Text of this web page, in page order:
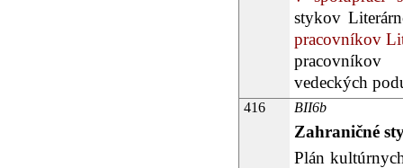
stykov
pracovníkov
pracovníkov
vedeckých
416 BII6b
Zahraničné
Plán